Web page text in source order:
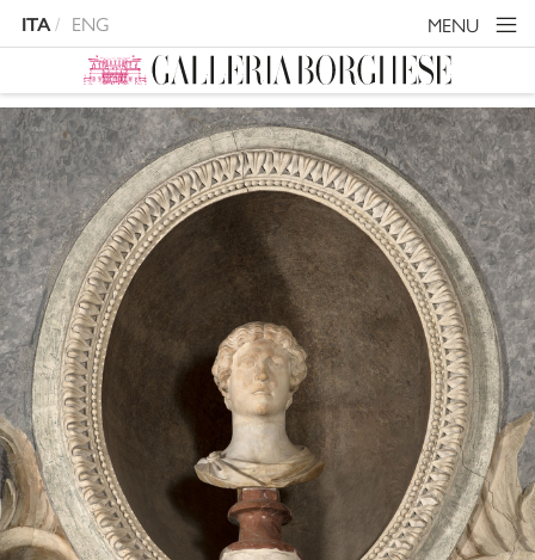
ITA ENG MENU